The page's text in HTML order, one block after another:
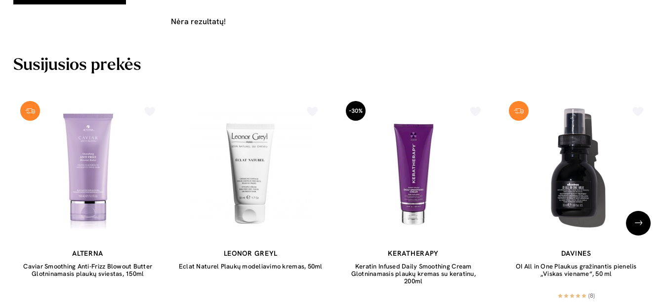
Nėra rezultatų!
Susijusios prekės
ALTERNA
Caviar Smoothing Anti-Frizz Blowout Butter
Glotninamasis plaukų sviestas, 150ml
LEONOR GREYL
Eclat Naturel Plaukų modeliavimo kremas, 50ml
-30%
KERATHERAPY
Keratin Infused Daily Smoothing Cream
Glotninamasis plaukų kremas su keratinu,
200ml
DAVINES
OI All in One Plaukus gražinantis pienelis
„Viskas viename“, 50 ml
(8)